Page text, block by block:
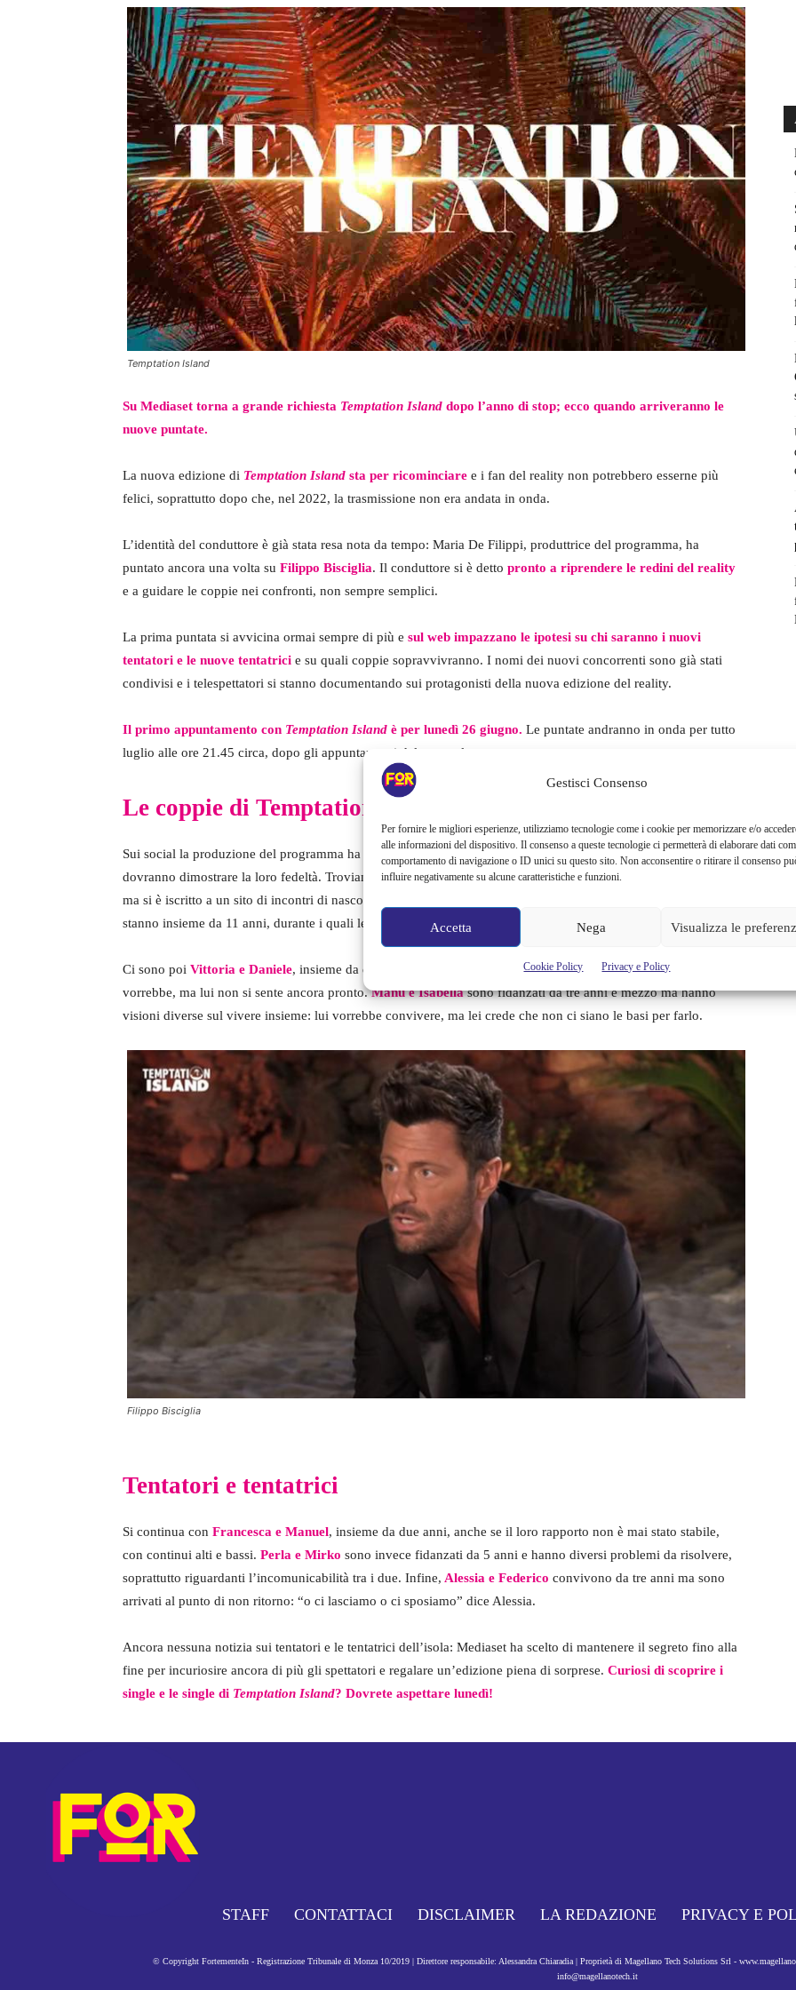
Gestisci Consenso
Per fornire le migliori esperienze, utilizziamo tecnologie come i cookie per memorizzare e/o
alle informazioni del dispositivo. Il consenso a queste tecnologie ci permetterà di elaborare dati
comportamento di navigazione o ID unici su questo sito. Non acconsentire o ritirare il consenso
influire negativamente su alcune caratteristiche e funzioni.
Accetta Nega Visualizza le
Cookie Policy Privacy e Policy
Temptation Island
Su Mediaset torna a grande richiesta Temptation Island dopo l’anno di stop; ecco quando arriveranno le
nuove puntate.
La nuova edizione di Temptation Island sta per ricominciare e i fan del reality non potrebbero esserne più
felici, soprattutto dopo che, nel 2022, la trasmissione non era andata in onda.
L’identità del conduttore è già stata resa nota da tempo: Maria De Filippi, produttrice del programma, ha
puntato ancora una volta su Filippo Bisciglia. Il conduttore si è detto pronto a riprendere le redini del reality
e a guidare le coppie nei confronti, non sempre semplici.
La prima puntata si avvicina ormai sempre di più e sul web impazzano le ipotesi su chi saranno i nuovi
tentatori e le nuove tentatrici e su quali coppie sopravvivranno. I nomi dei nuovi concorrenti sono già stati
condivisi e i telespettatori si stanno documentando sui protagonisti della nuova edizione del reality.
Il primo appuntamento con Temptation Island è per lunedì 26 giugno. Le puntate andranno in onda per tutto
luglio alle ore 21.45 circa, dopo gli appuntamenti del preserale.
Le coppie di Temptation Island
Sui social la produzione del programma ha reso note tutte e sette le coppie che dal prossimo 26 giugno
dovranno dimostrare la loro fedeltà. TroviamoGabriela e Giuseppe, fidanzati da sette anni; lui è gelosissimo,
ma si è iscritto a un sito di incontri di nascosto per poi essere scoperto dalla compagna.
stanno insieme da 11 anni, durante i quali lei ha avuto una relazione con un altro uomo.
Ci sono poi Vittoria e Daniele, insieme da quattro anni, che discutono sull’avere o meno un figlio: lei lo
vorrebbe, ma lui non si sente ancora pronto.Manu e Isabellasono fidanzati da tre anni e mezzo ma hanno
visioni diverse sul vivere insieme: lui vorrebbe convivere, ma lei crede che non ci siano le basi per farlo.
Filippo Bisciglia
Tentatori e tentatrici
Si continua con Francesca e Manuel, insieme da due anni, anche se il loro rapporto non è mai stato stabile,
con continui alti e bassi. Perla e Mirko sono invece fidanzati da 5 anni e hanno diversi problemi da risolvere,
soprattutto riguardanti l’incomunicabilità tra i due. Infine, Alessia e Federico convivono da tre anni ma sono
arrivati al punto di non ritorno: “o ci lasciamo o ci sposiamo” dice Alessia.
Ancora nessuna notizia sui tentatori e le tentatrici dell’isola: Mediaset ha scelto di mantenere il segreto fino alla
fine per incuriosire ancora di più gli spettatori e regalare un’edizione piena di sorprese. Curiosi di scoprire i
single e le single di Temptation Island? Dovrete aspettare lunedì!
STAFF CONTATTACI DISCLAIMER LA REDAZIONE PRIVACY E
© Copyright FortementeIn - Registrazione Tribunale di Monza 10/2019 | Direttore responsabile: Alessandra Chiaradia | Proprietà di Magellano Tech Solutions Srl -
info@magellanotech.it